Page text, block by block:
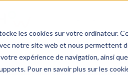
les cookies sur votre ordinateur.
notre site web et nous permettent
expérience de navigation, ainsi
Pour en savoir plus sur les